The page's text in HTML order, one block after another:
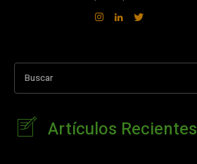
Buscar
Artículos Recientes